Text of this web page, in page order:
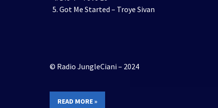
Got Me Started – Troye Sivan
© Radio JungleCiani – 2024
READ MORE »